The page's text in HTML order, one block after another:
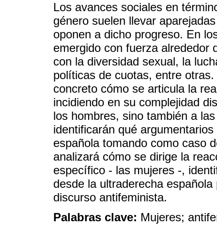
Los avances sociales en
género suelen llevar
oponen a dicho progreso. En
emergido con fuerza alrededor
con la diversidad sexual, la
políticas de cuotas, entre
concreto cómo se articula la
incidiendo en su complejidad
los hombres, sino también a
identificarán qué
española tomando como caso
analizará cómo se dirige la
específico - las mujeres -,
desde la ultraderecha
discurso antifeminista.
Palabras clave: Mujeres;